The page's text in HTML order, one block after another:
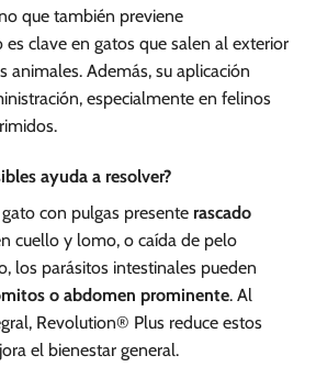
que también previene
es clave en gatos que salen al exterior
animales. Además, su aplicación
especialmente en felinos
ayuda a resolver?
con pulgas presente rascado
cuello y lomo, o caída de pelo
los parásitos intestinales pueden
o abdomen prominente. Al
Revolution® Plus reduce estos
el bienestar general.